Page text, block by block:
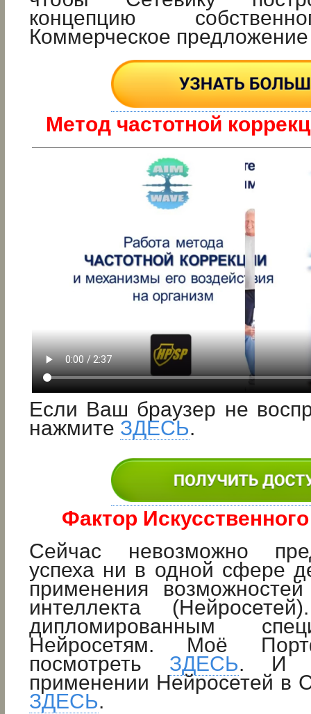
концепцию
Коммерческое
Метод частотной
Если Ваш браузер не
нажмите ЗДЕСЬ.
Фактор
Сейчас невозможно
успеха ни в одной сфере
применения возможностей
интеллекта
дипломированным
Нейросетям. Моё
посмотреть ЗДЕСЬ. И
применении Нейросетей в
ЗДЕСЬ.